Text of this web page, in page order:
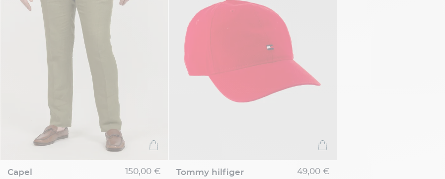
capel 150,00 € tommy hilfiger 49,00 €